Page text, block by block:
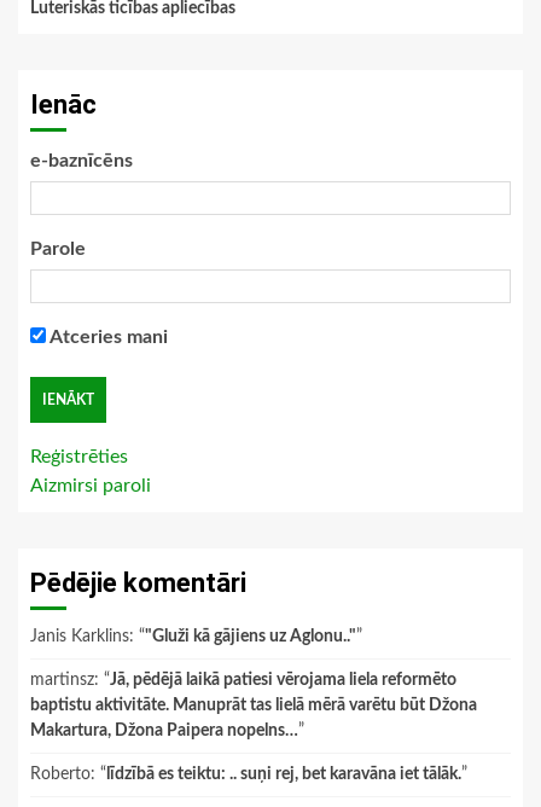
Luteriskās ticības apliecības
Ienāc
e-baznīcēns
Parole
Atceries mani
Reģistrēties
Aizmirsi paroli
Pēdējie komentāri
Janis Karklins: “"Gluži kā gājiens uz Aglonu.."”
martinsz: “Jā, pēdējā laikā patiesi vērojama liela reformēto
baptistu aktivitāte. Manuprāt tas lielā mērā varētu būt Džona
Makartura, Džona Paipera nopelns…”
Roberto: “ līdzībā es teiktu: .. suņi rej, bet karavāna iet tālāk.”